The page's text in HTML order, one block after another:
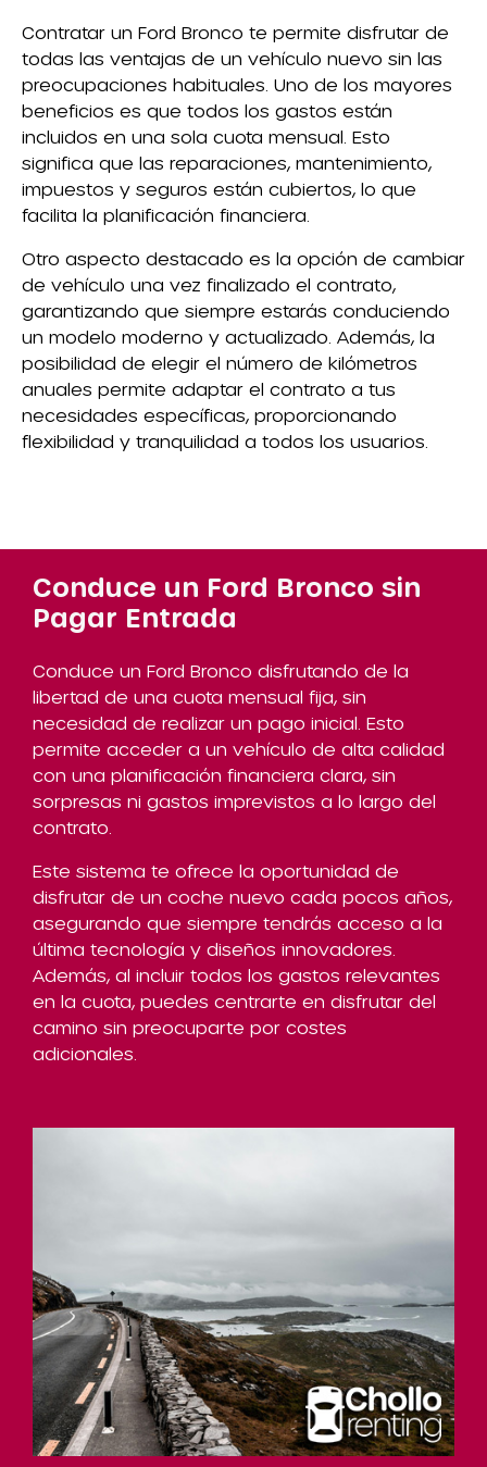
Contratar un Ford Bronco te permite disfrutar de
todas las ventajas de un vehículo nuevo sin las
preocupaciones habituales. Uno de los mayores
beneficios es que todos los gastos están
incluidos en una sola cuota mensual. Esto
significa que las reparaciones, mantenimiento,
impuestos y seguros están cubiertos, lo que
facilita la planificación financiera.
Otro aspecto destacado es la opción de cambiar
de vehículo una vez finalizado el contrato,
garantizando que siempre estarás conduciendo
un modelo moderno y actualizado. Además, la
posibilidad de elegir el número de kilómetros
anuales permite adaptar el contrato a tus
necesidades específicas, proporcionando
flexibilidad y tranquilidad a todos los usuarios.
Conduce un Ford Bronco sin
Pagar Entrada
Conduce un Ford Bronco disfrutando de la
libertad de una cuota mensual fija, sin
necesidad de realizar un pago inicial. Esto
permite acceder a un vehículo de alta calidad
con una planificación financiera clara, sin
sorpresas ni gastos imprevistos a lo largo del
contrato.
Este sistema te ofrece la oportunidad de
disfrutar de un coche nuevo cada pocos años,
asegurando que siempre tendrás acceso a la
última tecnología y diseños innovadores.
Además, al incluir todos los gastos relevantes
en la cuota, puedes centrarte en disfrutar del
camino sin preocuparte por costes
adicionales.